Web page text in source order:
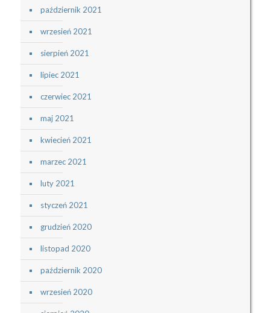
październik 2021
wrzesień 2021
sierpień 2021
lipiec 2021
czerwiec 2021
maj 2021
kwiecień 2021
marzec 2021
luty 2021
styczeń 2021
grudzień 2020
listopad 2020
październik 2020
wrzesień 2020